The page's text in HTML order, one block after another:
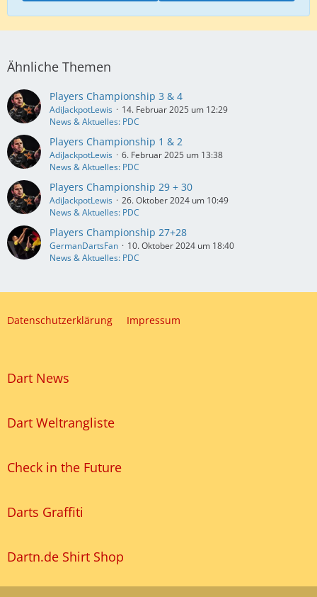
Ähnliche Themen
Players Championship 3 & 4
AdiJackpotLewis
14. Februar 2025 um 12:29
News & Aktuelles: PDC
Players Championship 1 & 2
AdiJackpotLewis
6. Februar 2025 um 13:38
News & Aktuelles: PDC
Players Championship 29 + 30
AdiJackpotLewis
26. Oktober 2024 um 10:49
News & Aktuelles: PDC
Players Championship 27+28
GermanDartsFan
10. Oktober 2024 um 18:40
News & Aktuelles: PDC
Datenschutzerklärung Impressum
Dart News
Dart Weltrangliste
Check in the Future
Darts Graffiti
Dartn.de Shirt Shop